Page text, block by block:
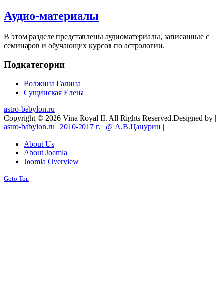
Аудио-материалы
В этом разделе представлены аудиоматериалы, записанные с
семинаров и обучающих курсов по астрологии.
Подкатегории
Волжина Галина
Сущинская Елена
astro-babylon.ru
Copyright © 2026 Vina Royal II. All Rights Reserved.Designed by |
astro-babylon.ru | 2010-2017 г. | @ А.В.Цацурин |.
About Us
About Joomla
Joomla Overview
Goto Top